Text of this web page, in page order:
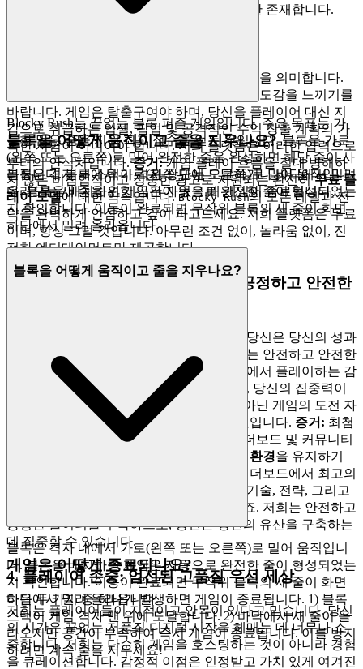
니다. 불편함 없이, 순수하고 즉각적인 재미만 존재합니다.
진정한 환대는 기대 없이 손님을 대접하는 것을 의미합니다.
저희는 당신이 도착하는 순간 깊은 신뢰와 안도감을 느끼기를
바랍니다. 게임은 탈출구여야 하며, 당신을 플레이어 대신 지
갑으로 취급하는 업셀, 팝업 및 공격적인 수익 창출 계획의 가
혹한 시험이 아니어야 합니다. 저희 플랫폼은 이러한 압력으로
부터의 안식처입니다.증거:게임 플레이 흐름을 절대 방해하
지 않는 비침입적이고 정중한 광고로 지원되는 완전히무료 플
레이 모델에 대한 약속입니다.Blocky Rush의 모든 레벨과 전
략을 완벽하게 안심하고 깊이 파고드세요. 저희 플랫폼은 무료
이며, 항상 그럴 것입니다. 아무런 조건 없이, 놀라움 없이, 진
정한 엔터테인먼트만 제공합니다.
3. 자신감을 가지고 플레이하세요: 공정하고 안전한
당신의 경험의 완전성은 가장 중요합니다. 당신은 당신의 성과
가 의미 있고 당신의 개인 데이터가 존중받는 안전하고 안전한
환경을 누릴 자격이 있습니다. 저희 플랫폼에서 플레이하는 감
정적 이점은 완전한 마음의 평화입니다. 즉, 당신의 집중력이
당신의 장치의 보안이나 경쟁의 공정성이 아닌 게임의 도전 자
체에 완전히 집중할 수 있다는 것을 아는 것입니다. 증거: 최첨
데이터 프라이버시 프로토콜
과 모든 리더보드 및 커뮤니티
부정행위 방지, 공정한 플레이 환경을 유지하기
리더보드에서 최고의
자리를 차지하기 위해 노력하세요. 당신의 기술, 전략, 그리고
인내심에 대한 진정한 시험임을 알고 말이죠. 저희는 안전하고
공정한 놀이터를 구축하므로, 당신은 당신의 유산을 구축하는
데 집중할 수 있습니다.
4. 플레이어 존중: 엄선된 고품질 우선 세상
저희는 플레이어들이 지적이고 안목이 있다고 믿습니다. 당신
의 시간은 끝없는 저품질 디지털 시장을 헤매는 데 너무나 소
중합니다. 저희는 단순히 게임을 호스팅하는 것이 아니라 경험
을 큐레이션합니다. 감정적 이점은 인정받고 가치 있게 여겨진
Blocky Rush는 끝없는 블록 퍼즐 게임입니다. 주요 목표는 가
능한 많은 줄을 지워 최고 점수를 얻는 것입니다. 블록을 가로
(왼쪽 또는 오른쪽)로 밀어 완전한 줄을 완성하면 해당 줄이 사
라집니다. 블록 스택이 격자 상단에 도달하거나 바닥에서 밀려
올라오는 새 줄을 위한 공간이 없을 때 게임이 종료됩니다.
블록을 어떻게 움직이고 줄을 지우나요?
블록은 격자 내에서 가로(왼쪽 또는 오른쪽)로 밀어 움직입니
다. 블록을 배치하면 게임은 자동으로 완전한 줄이 형성되었는
지 확인합니다. 이동이 완료되면 무작위 블록의 새 줄이 화면
하단에서 밀려 올라옵니다.
블록을 어떻게 움직이고 줄을 지우나요?
블록은 격자 내에서 가로(왼쪽 또는 오른쪽)로 밀어 움직입니
다. 블록을 배치하면 게임은 자동으로 완전한 줄이 형성되었는
지 확인합니다. 이동이 완료되면 무작위 블록의 새 줄이 화면
하단에서 밀려 올라옵니다.
게임은 어떻게 종료되나요?
다음 두 가지 중 하나가 발생하면 게임이 종료됩니다. 1) 블록
스택이 게임 격자 맨 위에 도달합니다. 2) 바닥에서 새 줄이 올
라오지만 공간이 부족하여 즉시 게임이 종료됩니다. 이를 방지
하려면 계속 줄을 지우세요!